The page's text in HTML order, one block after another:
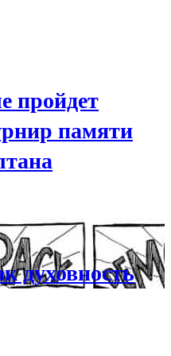
пройдет
памяти
духовность